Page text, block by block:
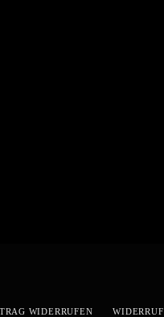
WIDERRUFEN WIDERRUF